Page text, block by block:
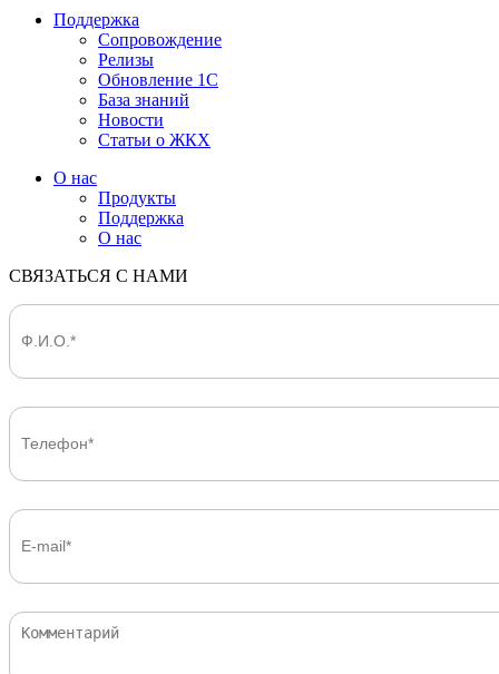
Поддержка
Сопровождение
Релизы
Обновление 1С
База знаний
Новости
Статьи о ЖКХ
О нас
Продукты
Поддержка
О нас
СВЯЗАТЬСЯ С НАМИ